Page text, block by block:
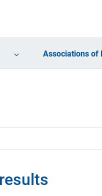
Associations of